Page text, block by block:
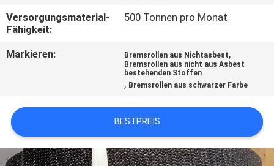
IN
VERBINDUNG
ZITAT
SITEMAP
Versorgungsmaterial-
Fähigkeit:
500 Tonnen pro Monat
Markieren: Bremsrollen aus Nichtasbest,
Bremsrollen aus nicht aus Asbest
bestehenden Stoffen
, Bremsrollen aus schwarzer Farbe
BESTPREIS